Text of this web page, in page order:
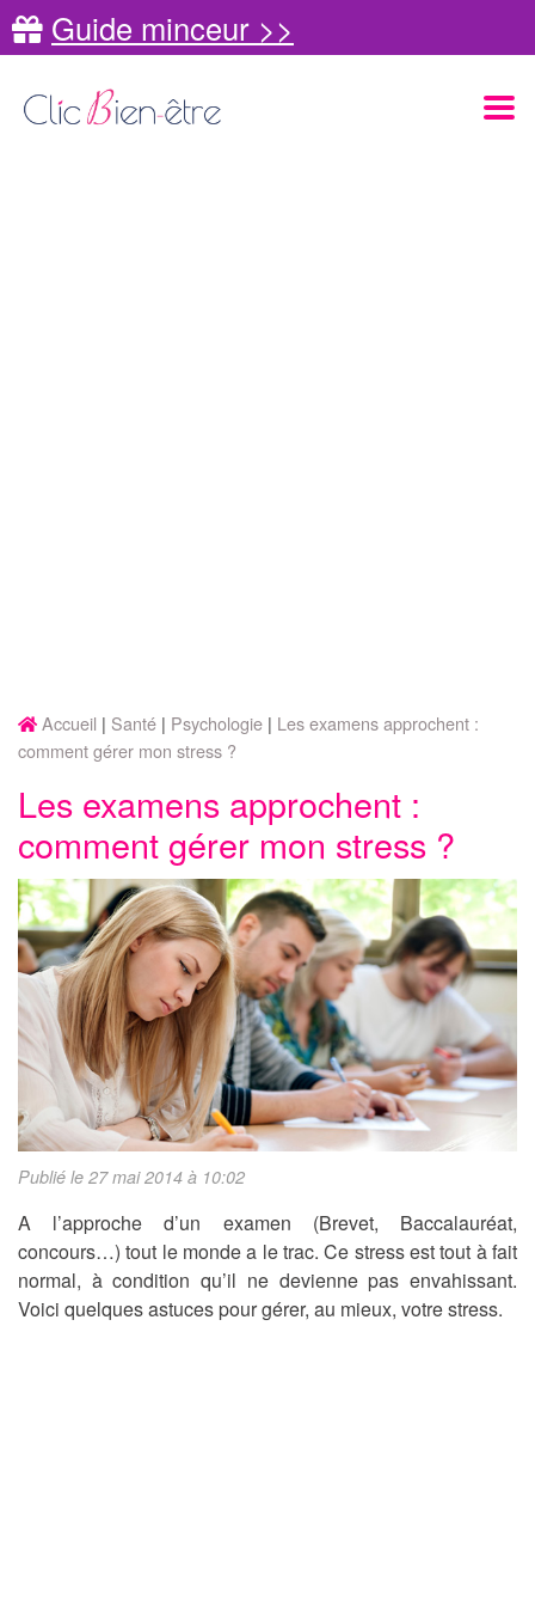
Guide minceur >>
Accueil Santé Psychologie
Les examens approchent :
comment gérer mon stress ?
Les examens approchent :
comment gérer mon stress ?
Publié le 27 mai 2014 à 10:02
A l’approche d’un examen (Brevet, Baccalauréat,
concours…) tout le monde a le trac. Ce stress est tout à fait
normal, à condition qu’il ne devienne pas envahissant.
Voici quelques astuces pour gérer, au mieux, votre stress.